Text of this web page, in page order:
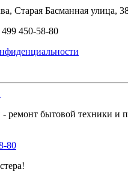
Старая Басманная улица,
450-58-80
ремонт бытовой техники и
80